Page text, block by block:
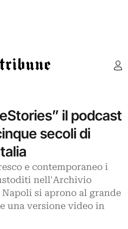
il podcast
secoli di
e contemporaneo i
nell'Archivio
si aprono al grande
una versione video in